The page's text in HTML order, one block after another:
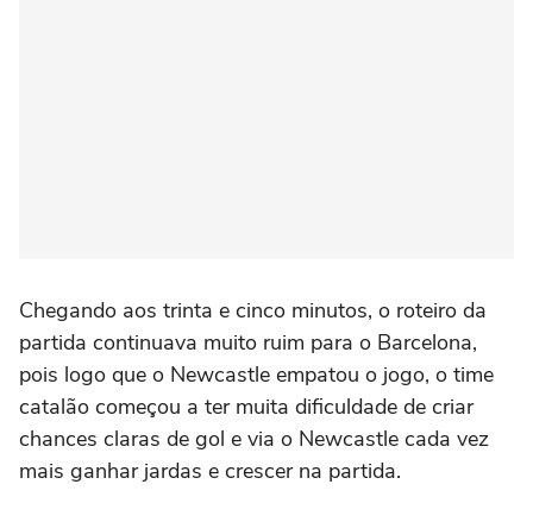
Chegando aos trinta e cinco minutos, o roteiro da
partida continuava muito ruim para o Barcelona,
pois logo que o Newcastle empatou o jogo, o time
catalão começou a ter muita dificuldade de criar
chances claras de gol e via o Newcastle cada vez
mais ganhar jardas e crescer na partida.